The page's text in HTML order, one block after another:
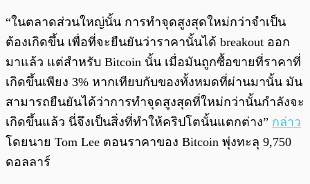
“ในตลาดส่วนใหญ่นั้น การทำจุดสูงสุดใหม่กว่าจำเป็น
ต้องเกิดขึ้น เพื่อที่จะยืนยันว่าราคานั้นได้ breakout ออก
มาแล้ว แต่สำหรับ Bitcoin นั้น เมื่อมันถูกซื้อขายที่ราคาที่
เกิดขึ้นเพียง 3% หากเทียบกับของทั้งหมดที่ผ่านมานั้น มัน
สามารถยืนยันได้ว่าการทำจุดสูงสุดที่ใหม่กว่านั้นกำลังจะ
เกิดขึ้นแล้ว นี่จึงเป็นสิ่งที่ทำให้คริปโตนั้นแตกต่าง” กล่าว
โดยนาย Tom Lee ตอนราคาของ Bitcoin พุ่งทะลุ 9,750
ดอลลาร์